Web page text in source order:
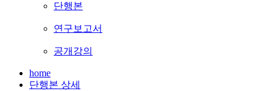
단행본
연구보고서
공개강의
home
단행본 상세